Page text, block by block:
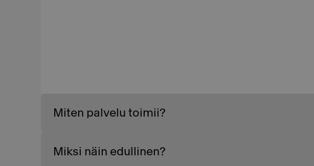
Miten palvelu toimii?
Miksi näin edullinen?